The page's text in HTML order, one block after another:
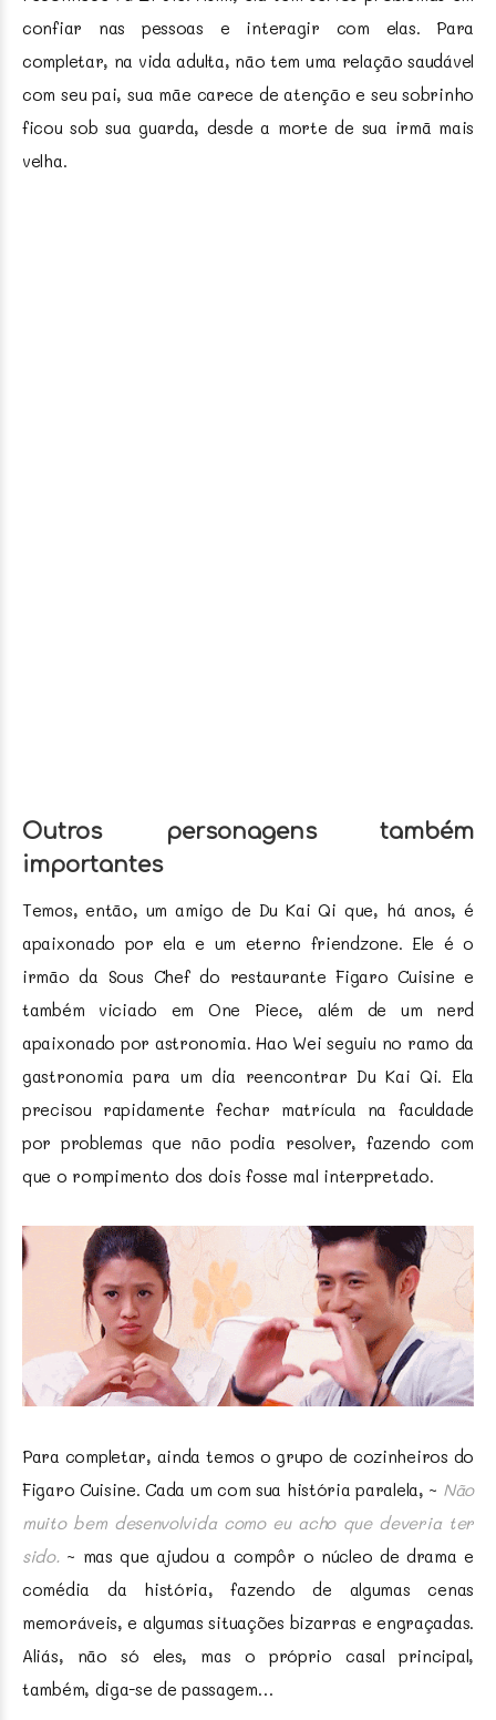
confiar nas pessoas e interagir com elas. Para
completar, na vida adulta, não tem uma relação saudável
com seu pai, sua mãe carece de atenção e seu sobrinho
ficou sob sua guarda, desde a morte de sua irmã mais
velha.
Outros personagens também
importantes
Temos, então, um amigo de Du Kai Qi que, há anos, é
apaixonado por ela e um eterno friendzone. Ele é o
irmão da Sous Chef do restaurante Figaro Cuisine e
também viciado em One Piece, além de um nerd
apaixonado por astronomia. Hao Wei seguiu no ramo da
gastronomia para um dia reencontrar Du Kai Qi. Ela
precisou rapidamente fechar matrícula na faculdade
por problemas que não podia resolver, fazendo com
que o rompimento dos dois fosse mal interpretado.
Para completar, ainda temos o grupo de cozinheiros do
Figaro Cuisine. Cada um com sua história paralela, ~ Não
muito bem desenvolvida como eu acho que deveria ter
sido.~ mas que ajudou a compôr o núcleo de drama e
comédia da história, fazendo de algumas cenas
memoráveis, e algumas situações bizarras e engraçadas.
Aliás, não só eles, mas o próprio casal principal,
também, diga-se de passagem…